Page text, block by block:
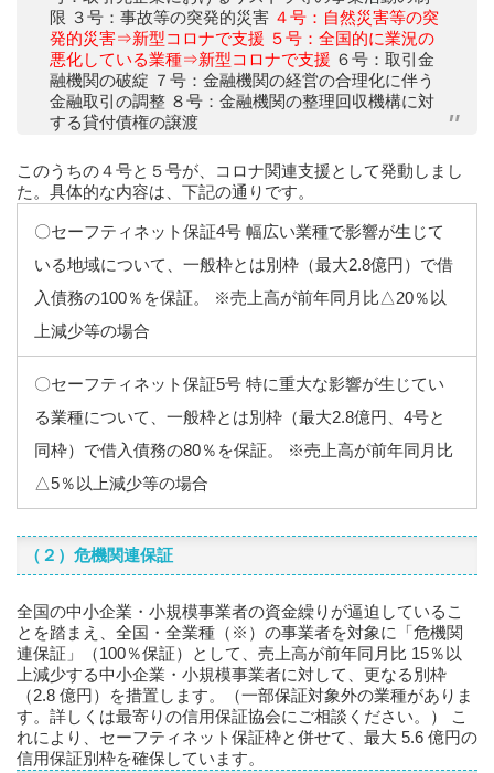
限 ３号：事故等の突発的災害 ４号：自然災害等の突
発的災害⇒新型コロナで支援 ５号：全国的に業況の
悪化している業種⇒新型コロナで支援 ６号：取引金
融機関の破綻 ７号：金融機関の経営の合理化に伴う
金融取引の調整 ８号：金融機関の整理回収機構に対
する貸付債権の譲渡
このうちの４号と５号が、コロナ関連支援として発動しまし
た。具体的な内容は、下記の通りです。
〇セーフティネット保証4号 幅広い業種で影響が生じて
いる地域について、一般枠とは別枠（最大2.8億円）で借
入債務の100％を保証。 ※売上高が前年同月比△20％以
上減少等の場合
〇セーフティネット保証5号 特に重大な影響が生じてい
る業種について、一般枠とは別枠（最大2.8億円、4号と
同枠）で借入債務の80％を保証。 ※売上高が前年同月比
△5％以上減少等の場合
（２）危機関連保証
全国の中小企業・小規模事業者の資金繰りが逼迫しているこ
とを踏まえ、全国・全業種（※）の事業者を対象に「危機関
連保証」（100％保証）として、売上高が前年同月比 15％以
上減少する中小企業・小規模事業者に対して、更なる別枠
（2.8 億円）を措置します。（一部保証対象外の業種がありま
す。詳しくは最寄りの信用保証協会にご相談ください。） こ
れにより、セーフティネット保証枠と併せて、最大 5.6 億円の
信用保証別枠を確保しています。